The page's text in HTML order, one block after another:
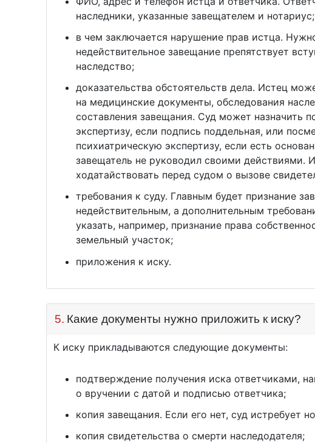
наследники, указанные завещателем и нотариус;
в чем заключается нарушение прав истца.
недействительное завещание препятствует
наследство;
доказательства обстоятельств дела. Истец
на медицинские документы, обследования
составления завещания. Суд может назначить
экспертизу, если подпись поддельная, или
психиатрическую экспертизу, если есть
завещатель не руководил своими действиями.
ходатайствовать перед судом о вызове
требования к суду. Главным будет признание
недействительным, а дополнительным
указать, например, признание права
земельный участок;
приложения к иску.
5. Какие документы нужно приложить к иску?
К иску прикладываются следующие документы:
подтверждение получения иска ответчиками,
о вручении с датой и подписью ответчика;
копия завещания. Если его нет, суд истребует
копия свидетельства о смерти наследодателя;